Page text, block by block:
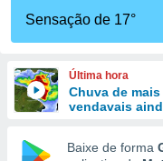
e
forma
Sensação de 17°
Última hora
Chuva de
vendavais
Baixe de forma